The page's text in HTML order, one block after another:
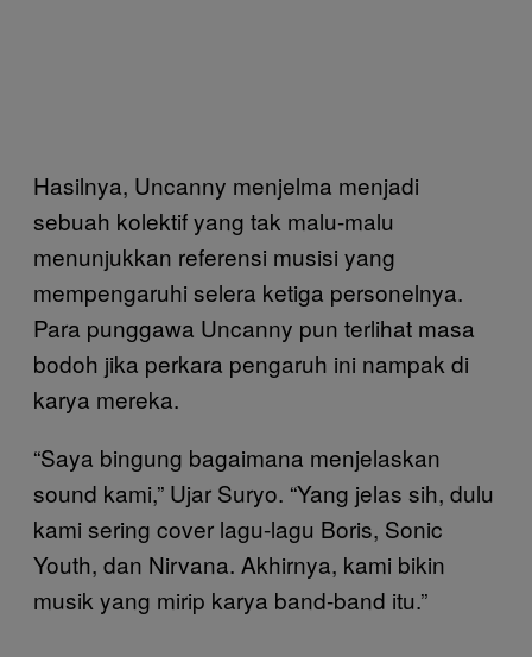
Hasilnya, Uncanny menjelma menjadi
sebuah kolektif yang tak malu-malu
menunjukkan referensi musisi yang
mempengaruhi selera ketiga personelnya.
Para punggawa Uncanny pun terlihat masa
bodoh jika perkara pengaruh ini nampak di
karya mereka.
“Saya bingung bagaimana menjelaskan
sound kami,” Ujar Suryo. “Yang jelas sih, dulu
kami sering cover lagu-lagu Boris, Sonic
Youth, dan Nirvana. Akhirnya, kami bikin
musik yang mirip karya band-band itu.”